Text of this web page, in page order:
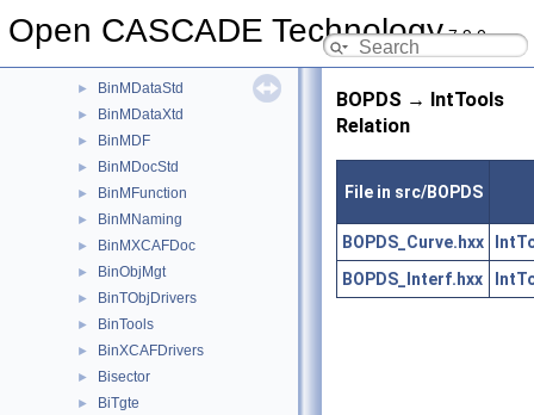
Open CASCADE Technology7.9.0
BinDrivers
► BinMDataStd
► BinMDataXtd
► BinMDF
► BinMDocStd
► BinMFunction
► BinMNaming
► BinMXCAFDoc
► BinObjMgt
► BinTObjDrivers
► BinTools
► BinXCAFDrivers
► Bisector
► BiTgte
BOPDS → IntTools
Relation
File in src/BOPDS
BOPDS_Curve.hxx
BOPDS_Interf.hxx